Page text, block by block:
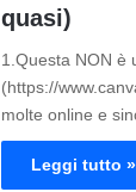
quasi)
1.Questa NON è
(https://
molte online e
Leggi tutto »